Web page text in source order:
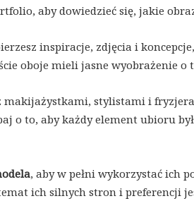
aby dowiedzieć się, jakie
inspiracje, zdjęcia i
oboje mieli jasne wyobrażenie o
makijażystkami, stylistami i
o to, aby każdy element ubioru
, aby w pełni wykorzystać ich
ich silnych stron i preferencji